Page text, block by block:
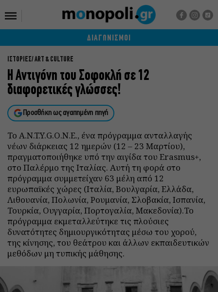
ΔΙΑΓΩΝΙΣΜΟΙ
ΙΣΤΟΡΙΕΣ ART & CULTURE
Η Αντιγόνη του Σοφοκλή σε 12
διαφορετικές γλώσσες!
Προσθήκη ως αγαπημένη πηγή
Το Α.N.T.Y.G.O.N.E., ένα πρόγραμμα ανταλλαγής
νέων διάρκειας 12 ημερών (12 – 23 Μαρτίου),
πραγματοποιήθηκε υπό την αιγίδα του Erasmus+,
στο Παλέρμο της Ιταλίας. Αυτή τη φορά στο
πρόγραμμα συμμετείχαν 63 μέλη από 12
ευρωπαϊκές χώρες (Ιταλία, Βουλγαρία, Ελλάδα,
Λιθουανία, Πολωνία, Ρουμανία, Σλοβακία, Ισπανία,
Τουρκία, Ουγγαρία, Πορτογαλία, Μακεδονία).Το
πρόγραμμα εκμεταλλεύτηκε τις πλούσιες
δυνατότητες δημιουργικότητας μέσω του χορού,
της κίνησης, του θεάτρου και άλλων εκπαιδευτικών
μεθόδων μη τυπικής μάθησης.